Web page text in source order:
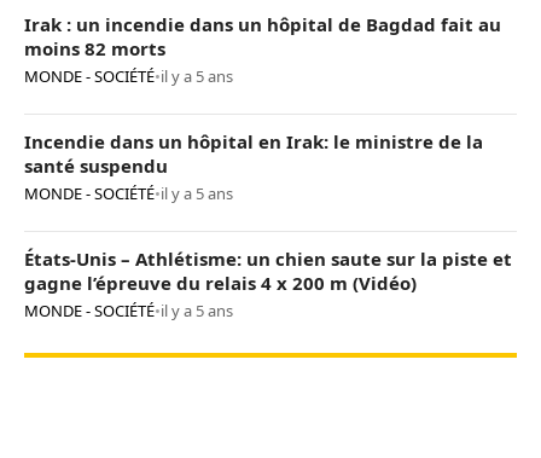
Irak : un incendie dans un hôpital de Bagdad fait au
moins 82 morts
MONDE - SOCIÉTÉ•il y a 5 ans
Incendie dans un hôpital en Irak: le ministre de la
santé suspendu
MONDE - SOCIÉTÉ•il y a 5 ans
États-Unis – Athlétisme: un chien saute sur la piste et
gagne l’épreuve du relais 4 x 200 m (Vidéo)
MONDE - SOCIÉTÉ•il y a 5 ans